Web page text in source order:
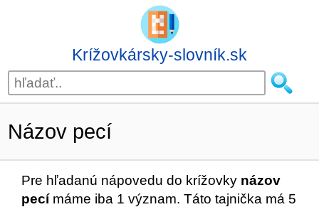
Krížovkársky-slovník.sk
Názov pecí
Pre hľadanú nápovedu do krížovky názov
pecímáme iba 1 význam. Táto tajnička má 5